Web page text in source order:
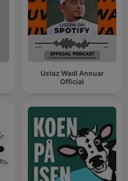
Ustaz Wadi Annuar
Official